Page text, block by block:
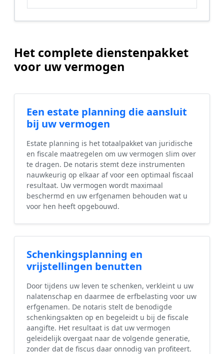
Het complete dienstenpakket
voor uw vermogen
Een estate planning die aansluit
bij uw vermogen
Estate planning is het totaalpakket van juridische
en fiscale maatregelen om uw vermogen slim over
te dragen. De notaris stemt deze instrumenten
nauwkeurig op elkaar af voor een optimaal fiscaal
resultaat. Uw vermogen wordt maximaal
beschermd en uw erfgenamen behouden wat u
voor hen heeft opgebouwd.
Schenkingsplanning en
vrijstellingen benutten
Door tijdens uw leven te schenken, verkleint u uw
nalatenschap en daarmee de erfbelasting voor uw
erfgenamen. De notaris stelt de benodigde
schenkingsakten op en begeleidt u bij de fiscale
aangifte. Het resultaat is dat uw vermogen
geleidelijk overgaat naar de volgende generatie,
zonder dat de fiscus daar onnodig van profiteert.